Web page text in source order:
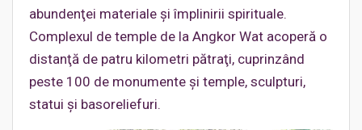
abundenţei materiale şi împlinirii spirituale.
Complexul de temple de la Angkor Wat acoperă o
distanţă de patru kilometri pătraţi, cuprinzând
peste 100 de monumente şi temple, sculpturi,
statui şi basoreliefuri.